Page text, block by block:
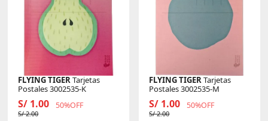
FLYING TIGERTarjetas
Postales 3002535-K
S/ 1.00 50%OFF
S/ 2.00
FLYING TIGERTarjetas
Postales 3002535-M
S/ 1.00 50%OFF
S/ 2.00